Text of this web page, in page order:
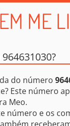
do número
Este número
Meo.
número e os